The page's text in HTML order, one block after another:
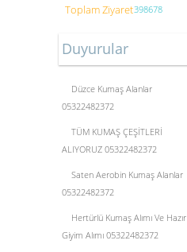
Toplam Ziyaret398678
Duyurular
Düzce Kumaş Alanlar
05322482372
TÜM KUMAŞ ÇEŞİTLERİ
ALIYORUZ 05322482372
Saten Aerobin Kumaş Alanlar
05322482372
Hertürlü Kumaş Alımı Ve Hazır
Giyim Alımı 05322482372